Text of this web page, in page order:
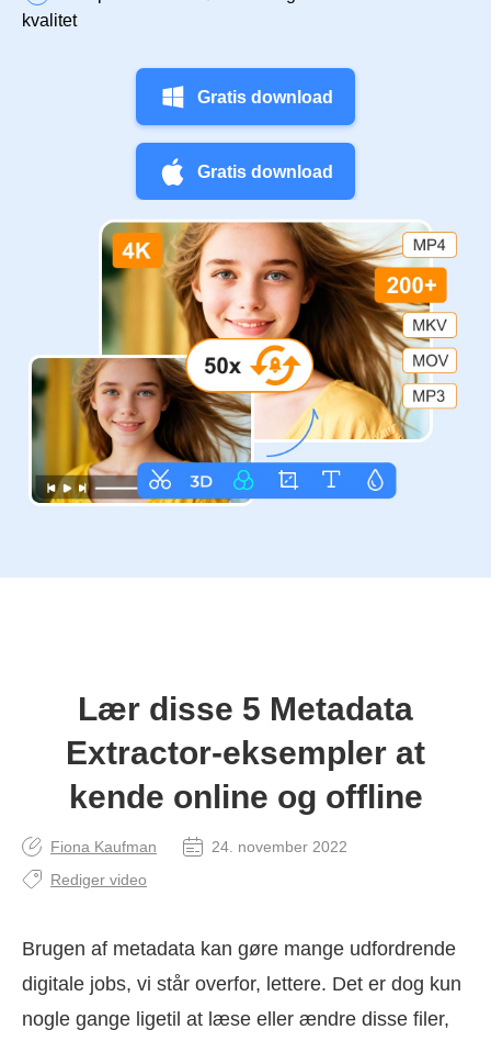
kvalitet
Gratis download
Gratis download
Lær disse 5 Metadata
Extractor-eksempler at
kende online og offline
Fiona Kaufman
24. november 2022
Rediger video
Brugen af metadata kan gøre mange udfordrende
digitale jobs, vi står overfor, lettere. Det er dog kun
nogle gange ligetil at læse eller ændre disse filer,